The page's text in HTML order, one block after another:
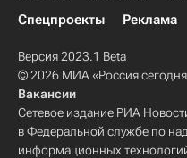
Спецпроекты
Реклама
Версия 2023.1 Beta
© 2026 МИА «Россия
Вакансии
Сетевое издание РИА
в Федеральной службе по
информационных